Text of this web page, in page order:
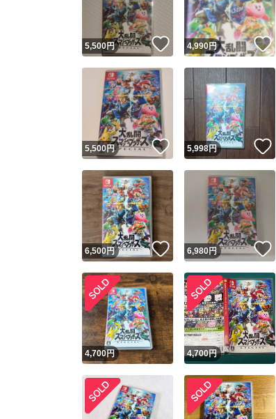
5,500円 いいね！
4,990円
5,500円 いいね！
5,998円
6,500円 いいね！
6,980円
4,700円 4,700円